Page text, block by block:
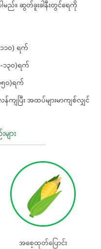
။ ဆွတ်ခူးခါနီးတွင်ရေကို
၁၀) ရက်
)ရက်
)ရက်
ျပြီး အထပ်များမာကျစ်လျှင်
ျား
အစေ့ထုတ်‌ပြောင်း